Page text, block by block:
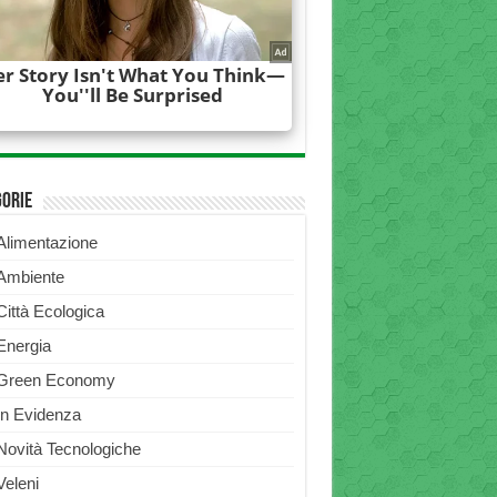
Ecologica
Economy
Evidenza
Tecnologiche